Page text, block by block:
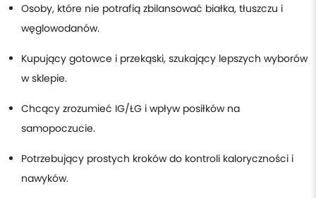
Osoby, które nie potrafią zbilansować białka, tłuszczu i
węglowodanów.
Kupujący gotowce i przekąski, szukający lepszych wyborów
w sklepie.
Chcący zrozumieć IG/ŁG i wpływ posiłków na
samopoczucie.
Potrzebujący prostych kroków do kontroli kaloryczności i
nawyków.